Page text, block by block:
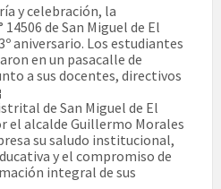
y celebración, la
de San Miguel de El
aniversario. Los estudiantes
en un pasacalle de
a sus docentes, directivos
de San Miguel de El
el alcalde Guillermo Morales
su saludo institucional,
y el compromiso de
integral de sus